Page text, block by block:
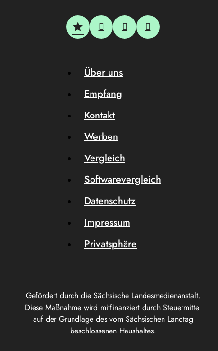
Gefördert durch die Sächsische Landesmedienanstalt.
Diese Maßnahme wird mitfinanziert durch Steuermittel
auf der Grundlage des vom Sächsischen Landtag
beschlossenen Haushaltes.
Über uns
Empfang
Kontakt
Werben
Vergleich
Softwarevergleich
Datenschutz
Impressum
Privatsphäre